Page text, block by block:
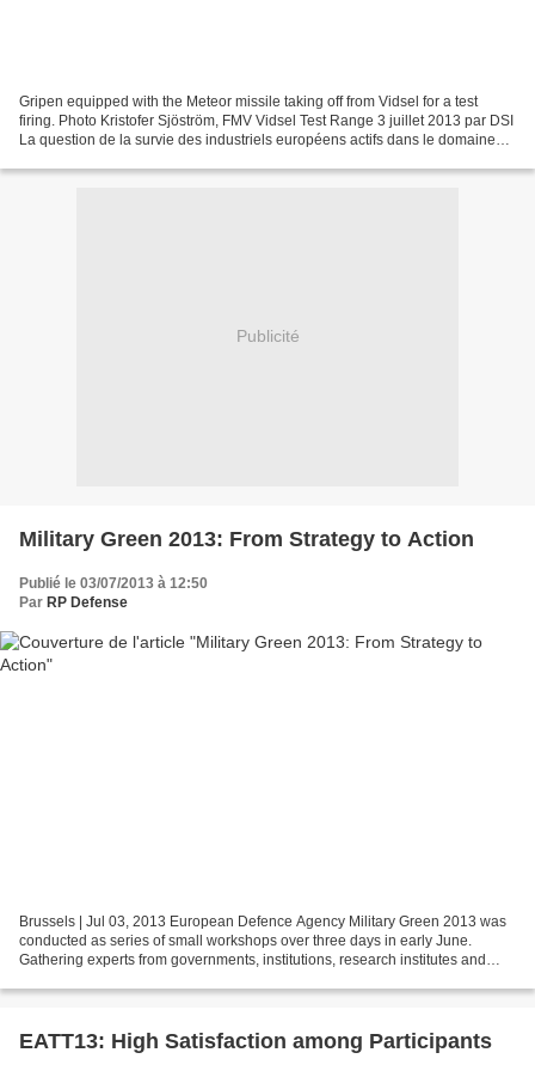
Gripen equipped with the Meteor missile taking off from Vidsel for a test
firing. Photo Kristofer Sjöström, FMV Vidsel Test Range 3 juillet 2013 par DSI
La question de la survie des industriels européens actifs dans le domaine
Publicité
Military Green 2013: From Strategy to Action
Publié le 03/07/2013 à 12:50
Par RP Defense
Brussels | Jul 03, 2013 European Defence Agency Military Green 2013 was
conducted as series of small workshops over three days in early June.
Gathering experts from governments, institutions, research institutes and
EATT13: High Satisfaction among Participants